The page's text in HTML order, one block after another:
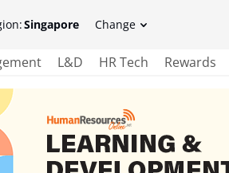
Singapore Change
L&D HR Tech Rewards